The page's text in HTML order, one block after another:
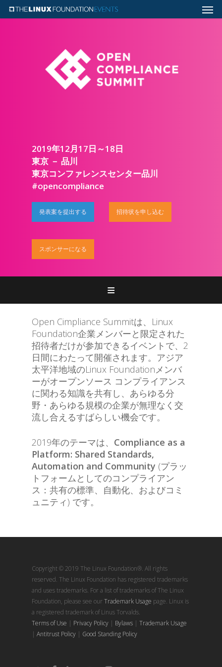
2019年12月17日～18日
東京 － 品川
東京コンファレンスセンター品川
#opencompliance
発表案を提出する 招待状を申し込む
スポンサーになる
参加
プログラム
スポンサー
お問い合わせ
Open Cimpliance Summitは、Linux
Foundation企業メンバーと限定された
招待者だけが参加できるイベントで、2
日間にわたって開催されます。アジア
太平洋地域のLinux Foundationメンバ
ーがオープンソース コンプライアンス
に関わる知識を共有し、あらゆる分
野・あらゆる規模の企業が無理なく交
流し合えるすばらしい機会です。
2019年のテーマは、 Compliance as a
Platform: Shared Standards,
Automation and Community (プラッ
トフォームとしてのコンプライアン
ス：共有の標準、自動化、およびコミ
ュニティ) です。
Copyright © 2019 The Linux Foundation®. All rights
reserved. The Linux Foundation has registered trademarks
and uses trademarks. For a list of trademarks of The Linux
Foundation, please see ourTrademark Usage page. Linux is
a registered trademark of Linus Torvalds.
Terms of Use | Privacy Policy | Bylaws | Trademark Usage
| Antitrust Policy | Good Standing Policy